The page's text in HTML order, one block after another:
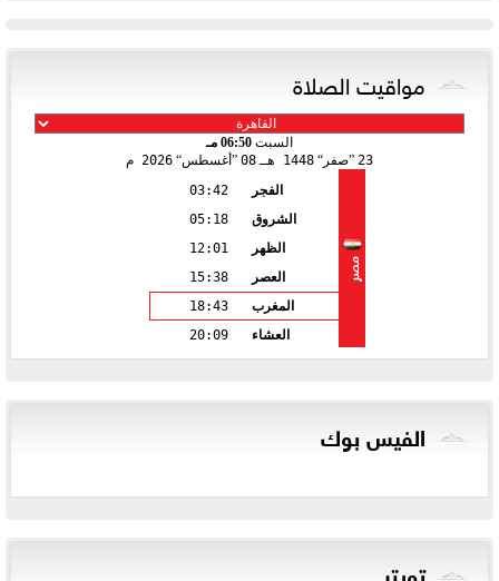
مواقيت الصلاة
السبت 06:50 مـ
23 صفر 1448 هـ 08 أغسطس 2026 م
مصر
الفجر
03:42
الشروق
05:18
الظهر
12:01
العصر
15:38
المغرب
18:43
العشاء
20:09
الفيس بوك
تويتر